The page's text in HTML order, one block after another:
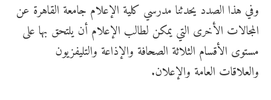
وفي هذا الصدد يحدثنا مدرسي كلية الإعلام جامعة القاهرة عن
المجالات الأخرى التي يمكن لطالب الإعلام أن يلتحق بها على
مستوى الأقسام الثلاثة الصحافة والإذاعة والتليفزيون
والعلاقات العامة والإعلان.